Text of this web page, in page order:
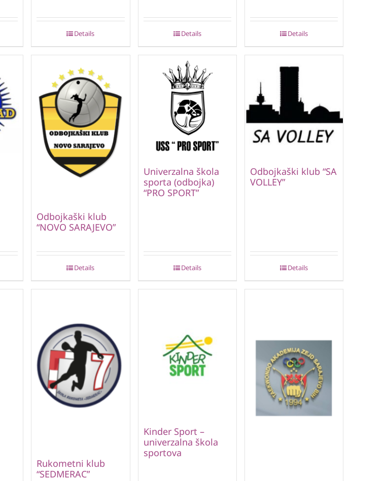
Details Details Details
Odbojkaški klub
“NOVO SARAJEVO”
Details
Univerzalna škola
sporta (odbojka)
“PRO SPORT”
Details
Odbojkaški klub “SA
VOLLEY”
Details
Rukometni klub
“SEDMERAC”
Kinder Sport –
univerzalna škola
sportova